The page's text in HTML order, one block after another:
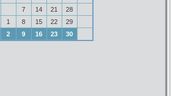
7 14 21
28
1 8 15 22
29
2 9 16 23 30